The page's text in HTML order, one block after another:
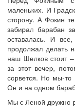
маленьких. И
сторону. А Фокин
забирал барабан
оставалась. И
продолжал делать
наш Шелков стоит
за этот вечер,
сорвется. Но мы-то
Он и на одном
Мы с Леной дружно